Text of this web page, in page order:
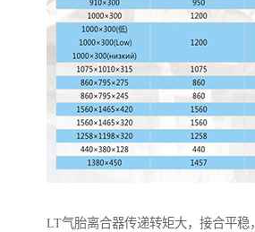
LT气胎离合器传递转矩大，接合平稳